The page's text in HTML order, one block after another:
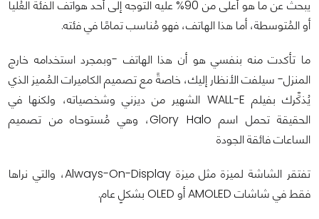
يبحث عن ما هو أعلى من 90% عليه التوجه إلى أحد هواتف الفئة العُليا
أو المُتوسطة، أما هذا الهاتف، فهو مُناسب تمامًا في فئته.
ما تأكدت منه بنفسي هو أن هذا الهاتف -وبمجرد استخدامه خارج
المنزل- سيلفت الأنظار إليك، خاصةً مع تصميم الكاميرات المُميز الذي
يُذكِّرك بفيلم WALL-E الشهير من ديزني وشخصياته، ولكنها في
الحقيقة تحمل اسم Glory Halo، وهي مُستوحاه من تصميم
الساعات فائقة الجودة
تفتقر الشاشة لميزة مثل ميزة Always-On-Display، والتي نراها
فقط في شاشات AMOLED أو OLED بشكلٍ عام.